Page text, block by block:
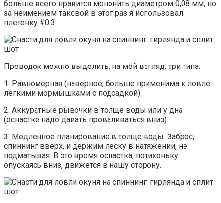
больше всего нравится мононить диаметром 0,08 мм, но
за неимением таковой в этот раз я использовал
плетенку #0.3.
Проводок можно выделить, на мой взгляд, три типа:
1. Равномерная (наверное, больше применима к ловле
лёгкими мормышками с подсадкой).
2. Аккуратные рывочки в толще воды или у дна
(оснастке надо давать проваливаться вниз).
3. Медленное планирование в толще воды. Заброс,
спиннинг вверх, и держим леску в натяжении, не
подматывая. В это время оснастка, потихоньку
опускаясь вниз, движется в нашу сторону.